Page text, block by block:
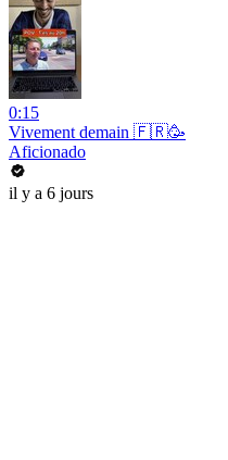
0:15
Vivement demain 🇫🇷🥳
Aficionado
il y a 6 jours